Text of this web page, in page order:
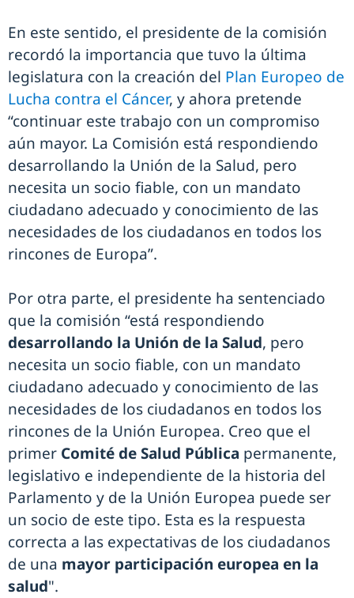
En este sentido, el presidente de la comisión
recordó la importancia que tuvo la última
legislatura con la creación del Plan Europeo de
Lucha contra el Cáncer, y ahora pretende
“continuar este trabajo con un compromiso
aún mayor. La Comisión está respondiendo
desarrollando la Unión de la Salud, pero
necesita un socio fiable, con un mandato
ciudadano adecuado y conocimiento de las
necesidades de los ciudadanos en todos los
rincones de Europa”.
Por otra parte, el presidente ha sentenciado
que la comisión “está respondiendo
desarrollando la Unión de la Salud, pero
necesita un socio fiable, con un mandato
ciudadano adecuado y conocimiento de las
necesidades de los ciudadanos en todos los
rincones de la Unión Europea. Creo que el
primer Comité de Salud Pública permanente,
legislativo e independiente de la historia del
Parlamento y de la Unión Europea puede ser
un socio de este tipo. Esta es la respuesta
correcta a las expectativas de los ciudadanos
de una mayor participación europea en la
salud".